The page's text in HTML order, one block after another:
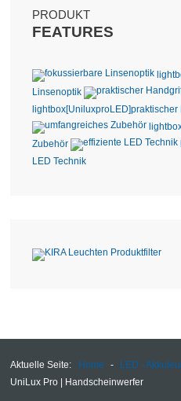
PRODUKT
FEATURES
Linsenoptik
lightbox[UniluxproLED]praktischer
Zubehör
LED Technik
Aktuelle Seite: Home - LED -
UniLux Pro | Handscheinwerfer